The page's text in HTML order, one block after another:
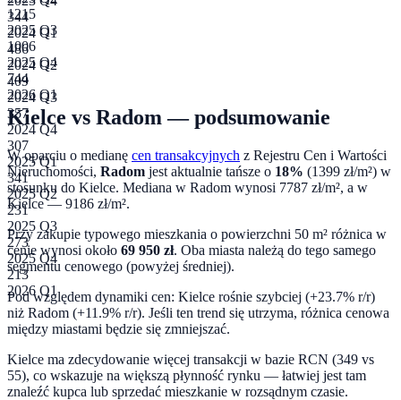
1215
2025 Q3
1006
2025 Q4
744
2026 Q1
344
2024 Q1
486
2024 Q2
409
2024 Q3
357
2024 Q4
307
2025 Q1
341
2025 Q2
231
2025 Q3
273
2025 Q4
213
2026 Q1
Kielce vs Radom — podsumowanie
W oparciu o medianę cen transakcyjnych z Rejestru Cen i Wartości
Nieruchomości, Radom jest aktualnie tańsze o 18% (1399 zł/m²) w
stosunku do Kielce. Mediana w Radom wynosi 7787 zł/m², a w
Kielce— 9186 zł/m².
Przy zakupie typowego mieszkania o powierzchni 50 m² różnica w
cenie wynosi około 69 950 zł. Oba miasta należą do tego samego
segmentu cenowego (powyżej średniej).
Pod względem dynamiki cen: Kielce rośnie szybciej (+23.7% r/r)
niż Radom (+11.9% r/r). Jeśli ten trend się utrzyma, różnica cenowa
między miastami będzie się zmniejszać.
Kielce ma zdecydowanie więcej transakcji w bazie RCN (349 vs
55), co wskazuje na większą płynność rynku — łatwiej jest tam
znaleźć kupca lub sprzedać mieszkanie w rozsądnym czasie.